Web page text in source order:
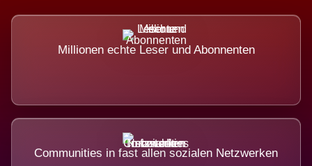
Millionen echte Leser und Abonnenten
Communities in fast allen sozialen Netzwerken